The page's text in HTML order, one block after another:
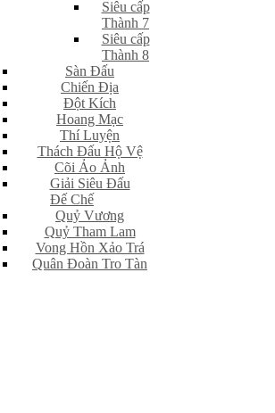
Siêu cấp
Thành 7
Siêu cấp
Thành 8
Sàn Đấu
Chiến Địa
Đột Kích
Hoang Mạc
Thí Luyện
Thách Đấu Hộ Vệ
Cõi Ảo Ảnh
Giải Siêu Đấu
Đế Chế
Quỷ Vương
Quỷ Tham Lam
Vong Hồn Xảo Trá
Quân Đoàn Tro Tàn